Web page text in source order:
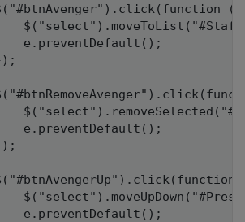
e.preventDefault();
e.preventDefault();
e.preventDefault();